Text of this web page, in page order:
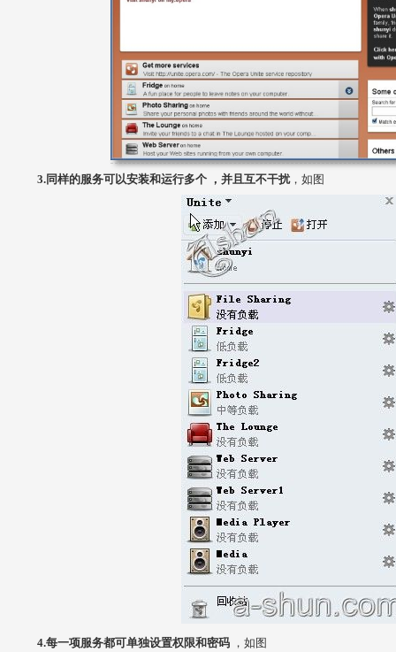
3.同样的服务可以安装和运行多个 ，并且互不干扰，如图
4.每一项服务都可单独设置权限和密码 ，如图